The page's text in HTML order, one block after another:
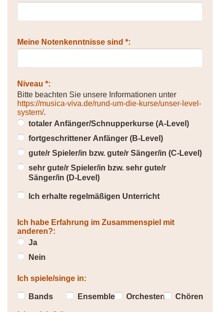
Meine Notenkenntnisse sind *:
Niveau *:
Bitte beachten Sie unsere Informationen unter
https://musica-viva.de/rund-um-die-kurse/unser-level-
system/.
totaler Anfänger/Schnupperkurse (A-Level)
fortgeschrittener Anfänger (B-Level)
gute/r Spieler/in bzw. gute/r Sänger/in (C-Level)
sehr gute/r Spieler/in bzw. sehr gute/r
Sänger/in (D-Level)
Ich erhalte regelmäßigen Unterricht
Ich habe Erfahrung im Zusammenspiel mit
anderen?:
Ja
Nein
Ich spiele/singe in:
Bands Ensembles Orchestern Chören